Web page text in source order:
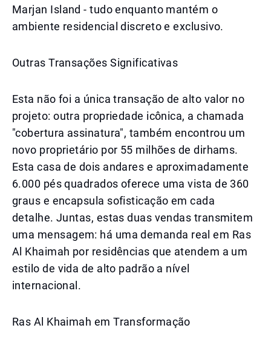
Marjan Island - tudo enquanto mantém o
ambiente residencial discreto e exclusivo.
Outras Transações Significativas
Esta não foi a única transação de alto valor no
projeto: outra propriedade icônica, a chamada
"cobertura assinatura", também encontrou um
novo proprietário por 55 milhões de dirhams.
Esta casa de dois andares e aproximadamente
6.000 pés quadrados oferece uma vista de 360
graus e encapsula sofisticação em cada
detalhe. Juntas, estas duas vendas transmitem
uma mensagem: há uma demanda real em Ras
Al Khaimah por residências que atendem a um
estilo de vida de alto padrão a nível
internacional.
Ras Al Khaimah em Transformação